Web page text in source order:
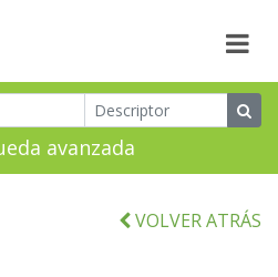
avanzada
VOLVER ATRÁS